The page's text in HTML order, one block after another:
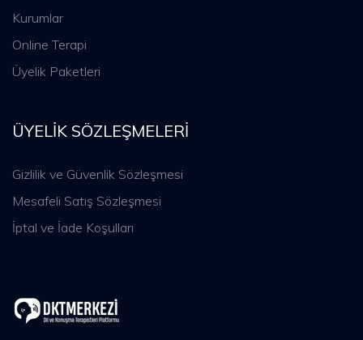
Kurumlar
Online Terapi
Üyelik Paketleri
ÜYELIK SÖZLEŞMELERI
Gizlilik ve Güvenlik Sözleşmesi
Mesafeli Satış Sözleşmesi
İptal ve İade Koşulları